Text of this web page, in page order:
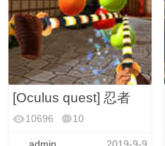
[Oculus quest] 忍者
10696
10
admin 2019-9-9